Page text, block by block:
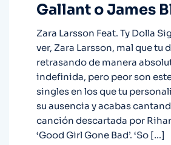
Gallant o James
Zara Larsson Feat. Ty Dolla
ver, Zara Larsson, mal que tu
retrasando de manera
indefinida, pero peor son
singles en los que tu
su ausencia y acabas
canción descartada por
‘Good Girl Gone Bad’. ‘So […]